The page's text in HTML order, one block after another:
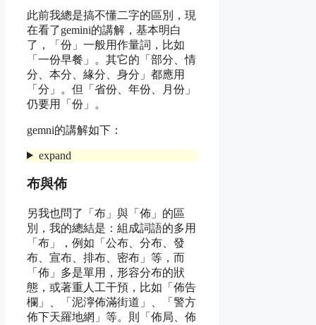
此前我總是搞不懂二字的區別，現
在看了gemini的講解，基本明白
了，「份」一般用作量詞，比如
「一份早餐」。其它的「部分、情
分、本分、緣分、身分」都應用
「分」。但「省份、年份、月份」
仍要用「份」。
gemni的講解如下：
expand
布與佈
另我也問了「布」與「佈」的區
別，我的總結是：組成詞語的多用
「布」，例如「公布、分布、發
布、宣布、排布、密布」等，而
「佈」多是單用，形容分布的狀
態，或著重人工干預，比如「佈告
欄」、「泥濘佈滿街道」、「警方
佈下天羅地網」等。則「佈局、佈